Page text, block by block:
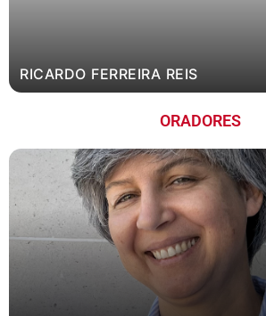
RICARDO FERREIRA REIS
ORADORES